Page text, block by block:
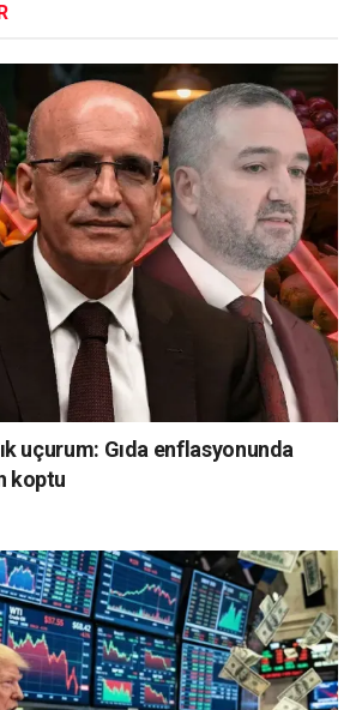
uçurum: Gıda enflasyonunda
koptu